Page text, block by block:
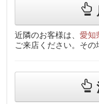
近隣のお客様は、愛知
ご来店ください。その